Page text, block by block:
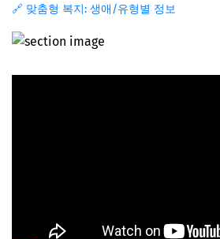
🔗 맞춤형 복지: 생애/유형별 정보